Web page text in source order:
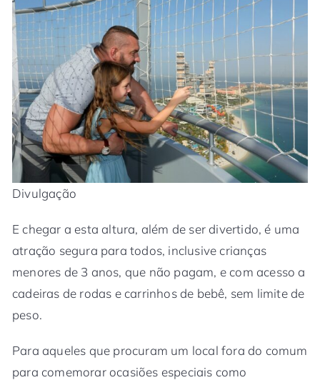
Divulgação
E chegar a esta altura, além de ser divertido, é uma
atração segura para todos, inclusive crianças
menores de 3 anos, que não pagam, e com acesso a
cadeiras de rodas e carrinhos de bebê, sem limite de
peso.
Para aqueles que procuram um local fora do comum
para comemorar ocasiões especiais como